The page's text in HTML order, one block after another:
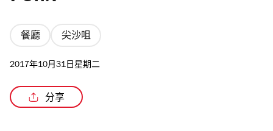
餐廳 尖沙咀
2017年10月31日星期二
分享